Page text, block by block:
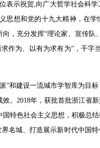
表示祝贺,向广大哲学社会科
思想和党的十九大精神，在
，充分发挥“理论家、宣传队
作为、以有为求有为”，干字
”和建设一流城市学智库为目
。2018年，获批首批浙江省
特色社会主义思想，积极总
名城、打造展示新时代中国